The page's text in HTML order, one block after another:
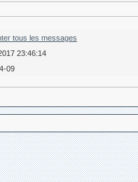
tous les messages
23:46:14
09